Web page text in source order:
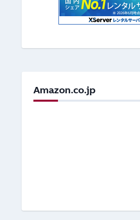
Amazon.co.jp